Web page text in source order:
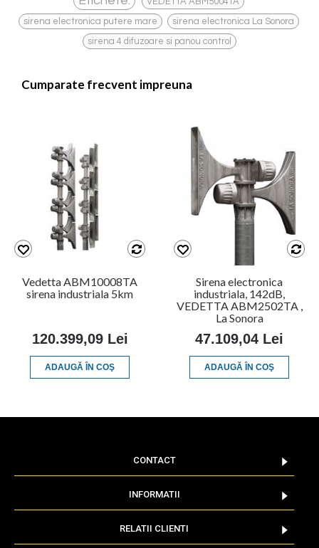
sirena electronica putere mare , sirena electronica La Sonora ,
sirena 4 difuzoare si panou control
Cumparate frecvent impreuna
Vedetta ABM10008TA
sirena industriala 5km
120.399,09 Lei
ADAUGĂ ÎN COŞ
Sirena electronica
industriala, 142dB,
VEDETTA ABM2502TA ,
La Sonora
47.109,04 Lei
ADAUGĂ ÎN COŞ
CONTACT
INFORMATII
RELATII CLIENTI